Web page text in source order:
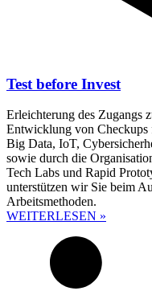
Test before Invest
Erleichterung des Zugangs
Entwicklung von
Big Data, IoT,
sowie durch die
Tech Labs und Rapid
unterstützen wir Sie beim
Arbeitsmethoden.
WEITERLESEN »